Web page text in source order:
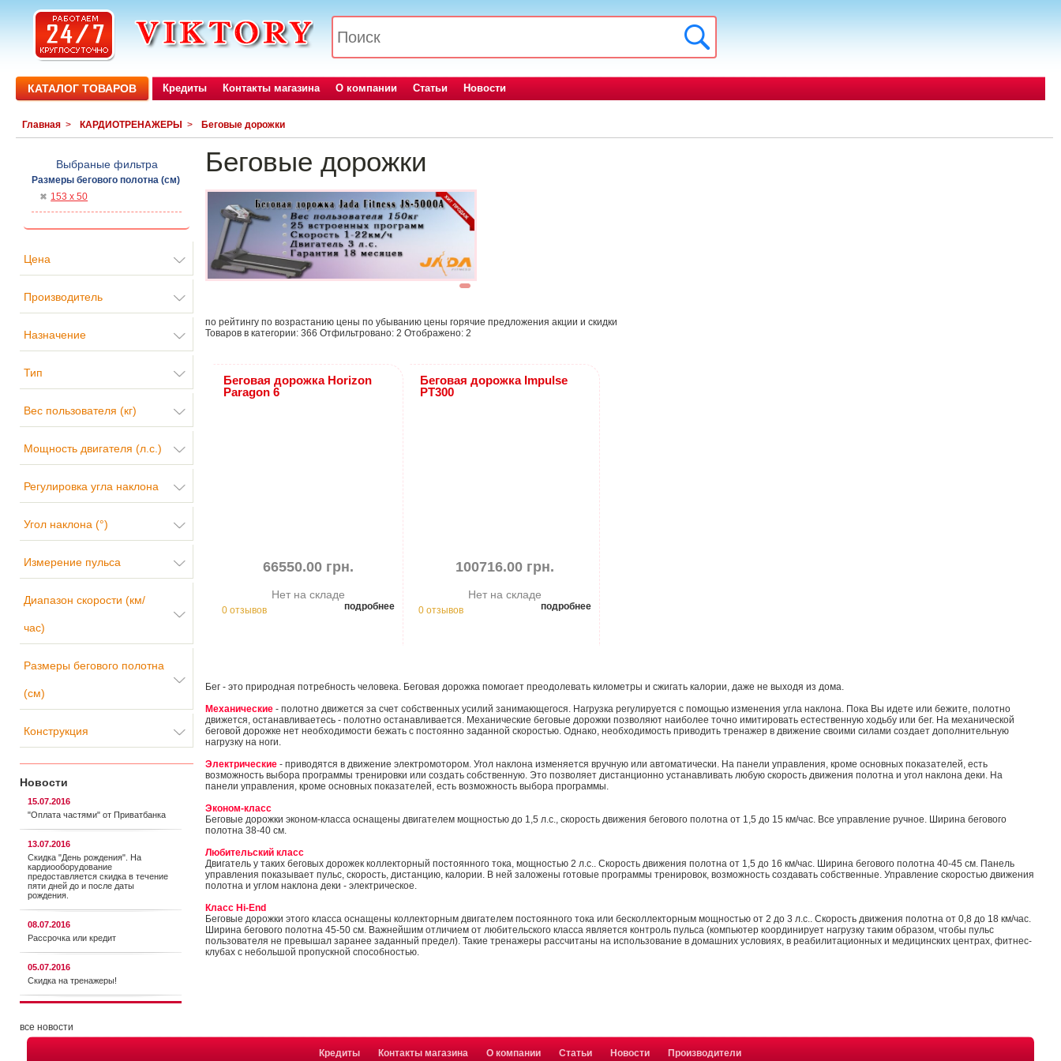
КАТАЛОГ ТОВАРОВ Кредиты Контакты магазина О компании Статьи Новости
Главная > КАРДИОТРЕНАЖЕРЫ > Беговые дорожки
Выбраные фильтра
Размеры бегового полотна (см)
153 х 50
Цена
Производитель
Назначение
Тип
Вес пользователя (кг)
Мощность двигателя (л.с.)
Регулировка угла наклона
Угол наклона (°)
Измерение пульса
Диапазон скорости (км/
час)
Размеры бегового полотна
(см)
Конструкция
Новости
15.07.2016
"Оплата частями" от Приватбанка
13.07.2016
Скидка "День рождения". На
кардиооборудование
предоставляется cкидка в течение
пяти дней до и после даты
рождения.
08.07.2016
Рассрочка или кредит
05.07.2016
Скидка на тренажеры!
все новости
Беговые дорожки
1
по рейтингу по возрастанию цены по убыванию цены горячие предложения акции и скидки
Товаров в категории:366 Отфильтровано:2 Отображено:2
Беговая дорожка Horizon
Paragon 6
66550.00 грн.
Нет на складе
0 отзывов подробнее
Беговая дорожка Impulse
PT300
100716.00 грн.
Нет на складе
0 отзывов подробнее
Бег - это природная потребность человека. Беговая дорожка помогает преодолевать километры и сжигать калории, даже не выходя из дома.
Механические - полотно движется за счет собственных усилий занимающегося. Нагрузка регулируется с помощью изменения угла наклона. Пока Вы идете или бежите, полотно
движется, останавливаетесь - полотно останавливается. Механические беговые дорожки позволяют наиболее точно имитировать естественную ходьбу или бег. На механической
беговой дорожке нет необходимости бежать с постоянно заданной скоростью. Однако, необходимость приводить тренажер в движение своими силами создает дополнительную
нагрузку на ноги.
Электрические - приводятся в движение электромотором. Угол наклона изменяется вручную или автоматически. На панели управления, кроме основных показателей, есть
возможность выбора программы тренировки или создать собственную. Это позволяет дистанционно устанавливать любую скорость движения полотна и угол наклона деки. На
панели управления, кроме основных показателей, есть возможность выбора программы.
Эконом-класс
Беговые дорожки эконом-класса оснащены двигателем мощностью до 1,5 л.с., скорость движения бегового полотна от 1,5 до 15 км/час. Все управление ручное. Ширина бегового
полотна 38-40 см.
Любительский класс
Двигатель у таких беговых дорожек коллекторный постоянного тока, мощностью 2 л.с.. Скорость движения полотна от 1,5 до 16 км/час. Ширина бегового полотна 40-45 см. Панель
управления показывает пульс, скорость, дистанцию, калории. В ней заложены готовые программы тренировок, возможность создавать собственные. Управление скоростью движения
полотна и углом наклона деки - электрическое.
Класс Hi-End
Беговые дорожки этого класса оснащены коллекторным двигателем постоянного тока или бесколлекторным мощностью от 2 до 3 л.с.. Скорость движения полотна от 0,8 до 18 км/час.
Ширина бегового полотна 45-50 см. Важнейшим отличием от любительского класса является контроль пульса (компьютер координирует нагрузку таким образом, чтобы пульс
пользователя не превышал заранее заданный предел). Такие тренажеры рассчитаны на использование в домашних условиях, в реабилитационных и медицинских центрах, фитнес-
клубах с небольшой пропускной способностью.
Кредиты Контакты магазина О компании Статьи Новости Производители